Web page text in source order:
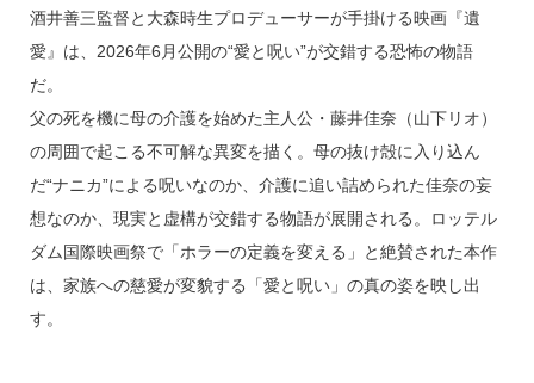
k
酒井善三監督と大森時生プロデューサーが手掛ける映画『遺
愛』は、2026年6月公開の“愛と呪い”が交錯する恐怖の物語
だ。
父の死を機に母の介護を始めた主人公・藤井佳奈（山下リオ）
の周囲で起こる不可解な異変を描く。母の抜け殻に入り込ん
だ“ナニカ”による呪いなのか、介護に追い詰められた佳奈の妄
想なのか、現実と虚構が交錯する物語が展開される。ロッテル
ダム国際映画祭で「ホラーの定義を変える」と絶賛された本作
は、家族への慈愛が変貌する「愛と呪い」の真の姿を映し出
す。